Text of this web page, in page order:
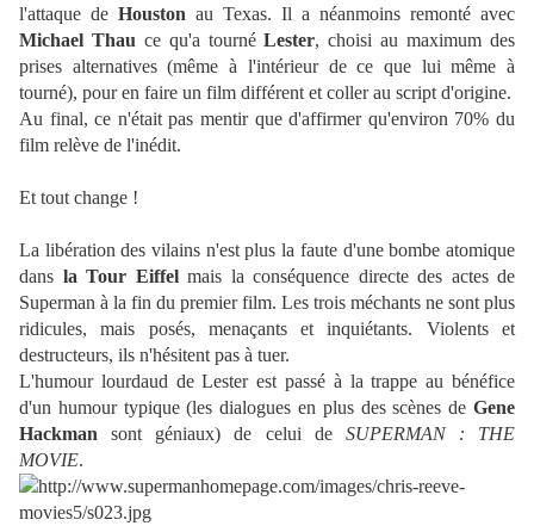
l'attaque de Houston au Texas. Il a néanmoins remonté avec
Michael Thau ce qu'a tournéLester, choisi au maximum des
prises alternatives (même à l'intérieur de ce que lui même à
tourné), pour en faire un film différent et coller au script d'origine.
Au final, ce n'était pas mentir que d'affirmer qu'environ 70% du
film relève de l'inédit.
Et tout change !
La libération des vilains n'est plus la faute d'une bombe atomique
dans la Tour Eiffelmais la conséquence directe des actes de
Superman à la fin du premier film. Les trois méchants ne sont plus
ridicules, mais posés, menaçants et inquiétants. Violents et
destructeurs, ils n'hésitent pas à tuer.
L'humour lourdaud de Lester est passé à la trappe au bénéfice
d'un humour typique (les dialogues en plus des scènes de Gene
Hackman sont géniaux) de celui de SUPERMAN : THE
MOVIE.